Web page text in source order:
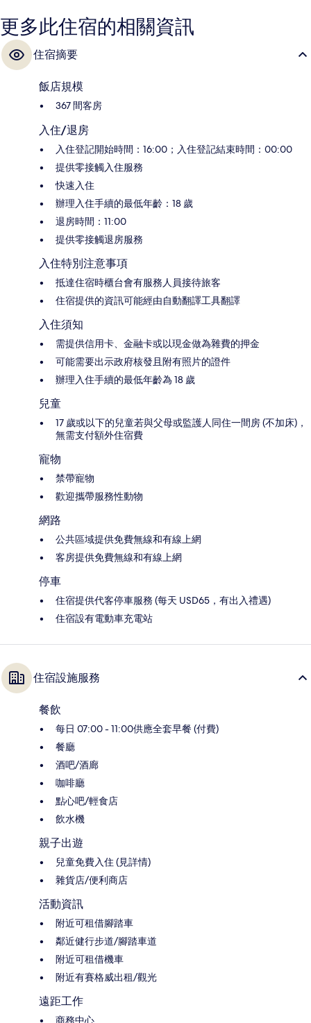
更多此住宿的相關資訊
住宿摘要
飯店規模
367 間客房
入住/退房
入住登記開始時間：16:00；入住登記結束時間：00:00
提供零接觸入住服務
快速入住
辦理入住手續的最低年齡：18 歲
退房時間：11:00
提供零接觸退房服務
入住特別注意事項
抵達住宿時櫃台會有服務人員接待旅客
住宿提供的資訊可能經由自動翻譯工具翻譯
入住須知
需提供信用卡、金融卡或以現金做為雜費的押金
可能需要出示政府核發且附有照片的證件
辦理入住手續的最低年齡為 18 歲
兒童
17 歲或以下的兒童若與父母或監護人同住一間房 (不加床)，
無需支付額外住宿費
寵物
禁帶寵物
歡迎攜帶服務性動物
網路
公共區域提供免費無線和有線上網
客房提供免費無線和有線上網
停車
住宿提供代客停車服務 (每天 USD65，有出入禮遇)
住宿設有電動車充電站
住宿設施服務
餐飲
每日 07:00 - 11:00供應全套早餐 (付費)
餐廳
酒吧/酒廊
咖啡廳
點心吧/輕食店
飲水機
親子出遊
兒童免費入住 (見詳情)
雜貨店/便利商店
活動資訊
附近可租借腳踏車
鄰近健行步道/腳踏車道
附近可租借機車
附近有賽格威出租/觀光
遠距工作
商務中心